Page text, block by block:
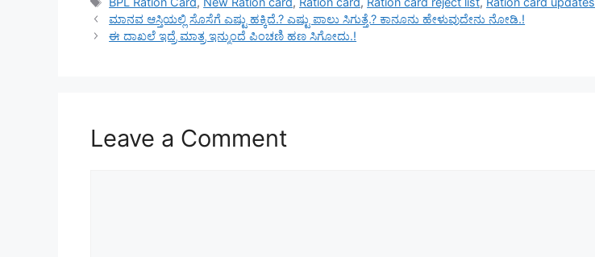
ಮಾನವ ಆಸ್ತಿಯಲ್ಲಿ ಸೊಸೆಗೆ ಎಷ್ಟು ಹಕ್ಕಿದೆ.? ಎಷ್ಟು ಪಾಲು ಸಿಗುತ್ತೆ.? ಕಾನೂನು ಹೇಳುವುದೇನು ನೋಡಿ.!
ಈ ದಾಖಲೆ ಇದ್ರೆ ಮಾತ್ರ ಇನ್ಮುಂದೆ ಪಿಂಚಣಿ ಹಣ ಸಿಗೋದು.!
Leave a Comment